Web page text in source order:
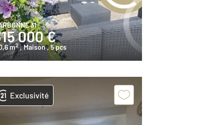
31
000 €
m2 , Maison, 5 pcs
Exclusivité